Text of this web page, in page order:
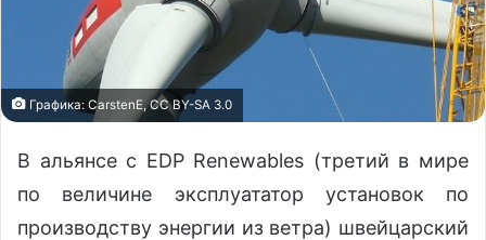
Графика: CarstenE, CC BY-SA 3.0
В альянсе с EDP Renewables (третий в мире
по величине эксплуататор установок по
производству энергии из ветра) швейцарский